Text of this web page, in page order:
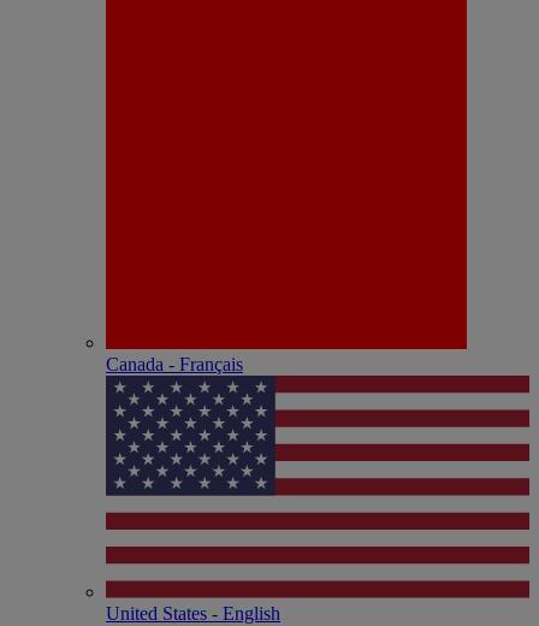
Canada - Français
United States - English